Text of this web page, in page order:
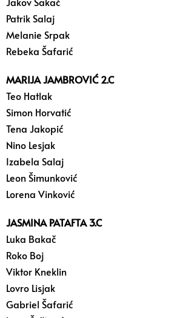
Patrik Salaj
Melanie Srpak
Rebeka Šafarić
MARIJA JAMBROVIĆ 2.C
Teo Hatlak
Simon Horvatić
Tena Jakopić
Nino Lesjak
Izabela Salaj
Leon Šimunković
Lorena Vinković
JASMINA PATAFTA 3.C
Luka Bakač
Roko Boj
Viktor Kneklin
Lovro Lisjak
Gabriel Šafarić